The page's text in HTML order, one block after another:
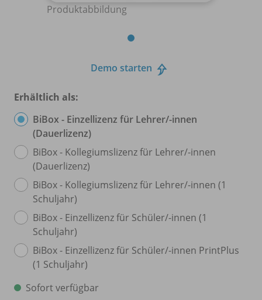
Produktabbildung
Demo starten
Erhältlich als:
BiBox - Einzellizenz für Lehrer/-innen
(Dauerlizenz)
BiBox - Kollegiumslizenz für Lehrer/-innen
(Dauerlizenz)
BiBox - Kollegiumslizenz für Lehrer/-innen (1
Schuljahr)
BiBox - Einzellizenz für Schüler/-innen (1
Schuljahr)
BiBox - Einzellizenz für Schüler/-innen PrintPlus
(1 Schuljahr)
Sofort verfügbar